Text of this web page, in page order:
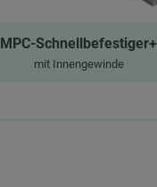
MPC-Schnellbefestiger+
mit Innengewinde